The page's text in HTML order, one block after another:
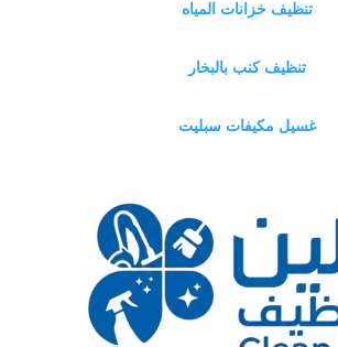
تنظيف خزانات المياه
تنظيف كنب بالبخار
غسيل مكيفات سبليت